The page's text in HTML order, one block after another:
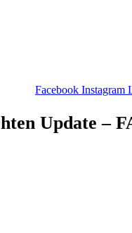
Facebook Instagram
Update –